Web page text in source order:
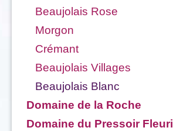
Beaujolais Rose
Morgon
Crémant
Beaujolais Villages
Beaujolais Blanc
Domaine de la Roche
Domaine du Pressoir Fleuri